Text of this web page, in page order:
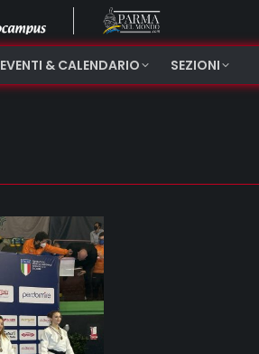
EVENTI & CALENDARIO SEZIONI